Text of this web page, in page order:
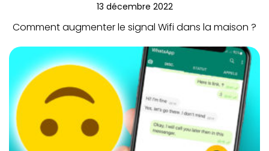
13 décembre 2022
Comment augmenter le signal Wifi dans la maison ?